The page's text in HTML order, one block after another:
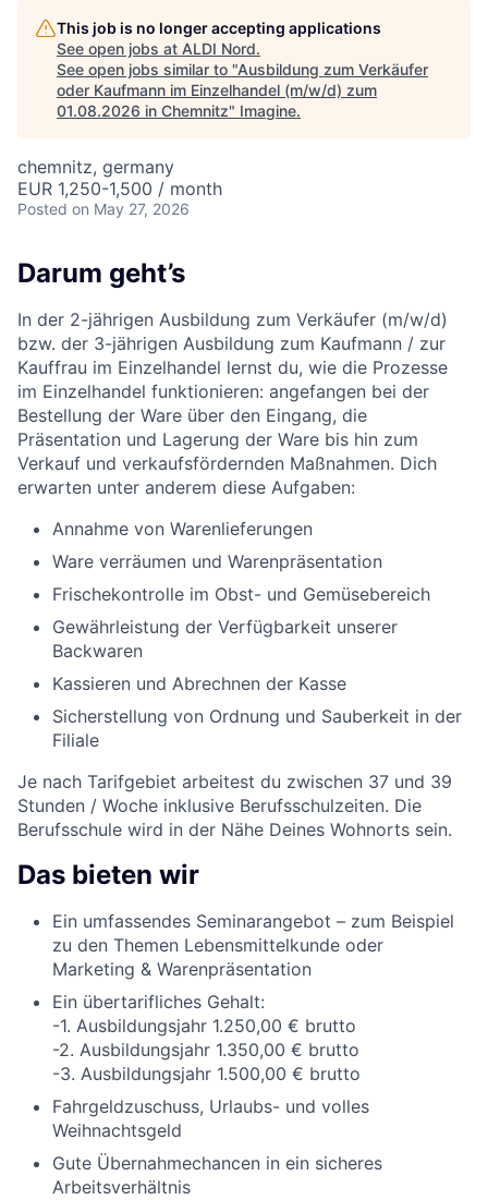
This job is no longer accepting applications
See open jobs at ALDI Nord.
See open jobs similar to "Ausbildung zum Verkäufer
oder Kaufmann im Einzelhandel (m/w/d) zum
01.08.2026 in Chemnitz" Imagine.
chemnitz, germany
EUR 1,250-1,500 / month
Posted on May 27, 2026
Darum geht’s
In der 2-jährigen Ausbildung zum Verkäufer (m/w/d)
bzw. der 3-jährigen Ausbildung zum Kaufmann / zur
Kauffrau im Einzelhandel lernst du, wie die Prozesse
im Einzelhandel funktionieren: angefangen bei der
Bestellung der Ware über den Eingang, die
Präsentation und Lagerung der Ware bis hin zum
Verkauf und verkaufsfördernden Maßnahmen. Dich
erwarten unter anderem diese Aufgaben:
Annahme von Warenlieferungen
Ware verräumen und Warenpräsentation
Frischekontrolle im Obst- und Gemüsebereich
Gewährleistung der Verfügbarkeit unserer
Backwaren
Kassieren und Abrechnen der Kasse
Sicherstellung von Ordnung und Sauberkeit in der
Filiale
Je nach Tarifgebiet arbeitest du zwischen 37 und 39
Stunden / Woche inklusive Berufsschulzeiten. Die
Berufsschule wird in der Nähe Deines Wohnorts sein.
Das bieten wir
Ein umfassendes Seminarangebot – zum Beispiel
zu den Themen Lebensmittelkunde oder
Marketing & Warenpräsentation
Ein übertarifliches Gehalt:
-1. Ausbildungsjahr 1.250,00 € brutto
-2. Ausbildungsjahr 1.350,00 € brutto
-3. Ausbildungsjahr 1.500,00 € brutto
Fahrgeldzuschuss, Urlaubs- und volles
Weihnachtsgeld
Gute Übernahmechancen in ein sicheres
Arbeitsverhältnis